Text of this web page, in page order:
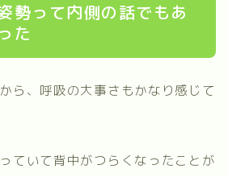
勢って内側の話でもあ
た
ら、呼吸の大事さもかなり感じて
ていて背中がつらくなったことが